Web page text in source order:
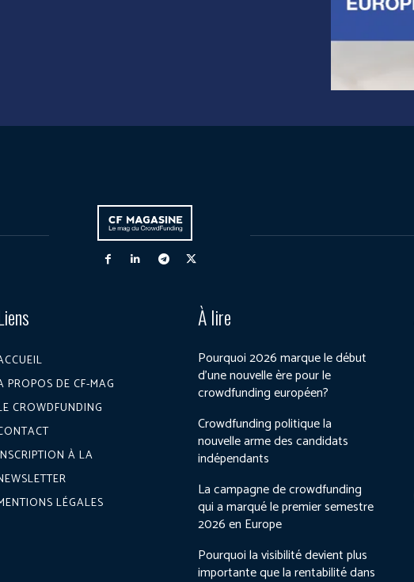
PROPOS DE CF-MAG
CROWDFUNDING
À LA
LÉGALES
À lire
Pourquoi 2026 marque le début
d’une nouvelle ère pour le
crowdfunding européen?
Crowdfunding politique la
nouvelle arme des candidats
indépendants
La campagne de crowdfunding
qui a marqué le premier semestre
2026 en Europe
Pourquoi la visibilité devient plus
importante que la rentabilité dans